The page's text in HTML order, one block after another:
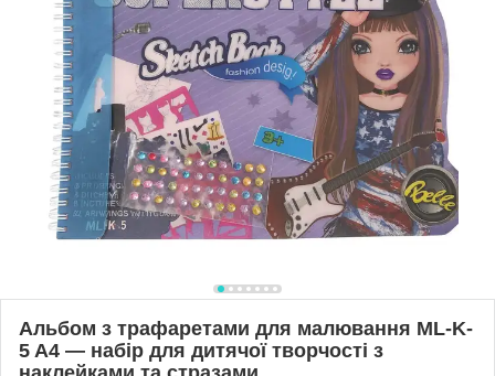
Альбом з трафаретами для малювання ML-K-
5 A4 — набір для дитячої творчості з